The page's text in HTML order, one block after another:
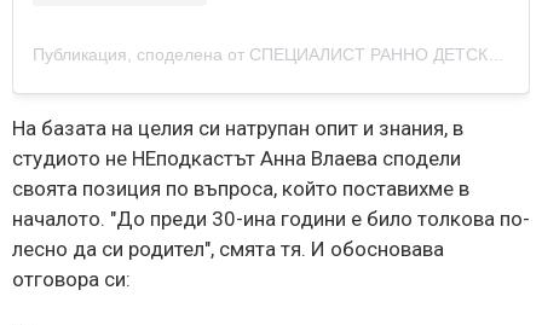
Публикация, споделена от СПЕЦИАЛИСТ РАННО ДЕТСКО РАЗВИТИЕ (@anna_vlaeva_)
На базата на целия си натрупан опит и знания, в
студиото не НЕподкастът Анна Влаева сподели
своята позиция по въпроса, който поставихме в
началото. "До преди 30-ина години е било толкова по-
лесно да си родител", смята тя. И обосновава
отговора си: